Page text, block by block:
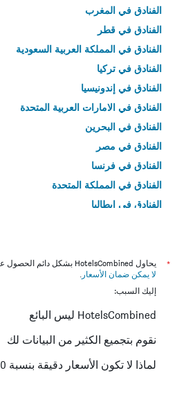
الفنادق في المغرب
الفنادق في قطر
الفنادق في المملكة العربية السعودية
الفنادق في تركيا
الفنادق في إندونيسيا
الفنادق في الامارات العربية المتحدة
الفنادق في البحرين
الفنادق في مصر
الفنادق في فرنسا
الفنادق في المملكة المتحدة
الفنادق في إيطاليا
*
يحاول HotelsCombined بشكل دائم الحصول على الأسعار الدقيقة، ولكن
لا يمكن ضمان الأسعار .
إليك السبب:
HotelsCombined ليس البائع
نقوم بتجميع الكثير من البيانات لك
لماذا لا تكون الأسعار دقيقة بنسبة 100٪؟